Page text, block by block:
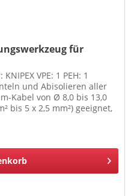
für
VPE: 1 PEH: 1
und Abisolieren aller
Kabel von Ø 8,0 bis 13,0
bis 5 x 2,5 mm²) geeignet,